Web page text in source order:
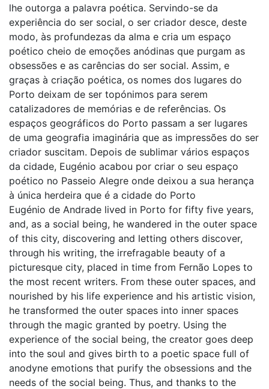
lhe outorga a palavra poética. Servindo-se da
experiência do ser social, o ser criador desce, deste
modo, às profundezas da alma e cria um espaço
poético cheio de emoções anódinas que purgam as
obsessões e as carências do ser social. Assim, e
graças à criação poética, os nomes dos lugares do
Porto deixam de ser topónimos para serem
catalizadores de memórias e de referências. Os
espaços geográficos do Porto passam a ser lugares
de uma geografia imaginária que as impressões do ser
criador suscitam. Depois de sublimar vários espaços
da cidade, Eugénio acabou por criar o seu espaço
poético no Passeio Alegre onde deixou a sua herança
à única herdeira que é a cidade do Porto
Eugénio de Andrade lived in Porto for fifty five years,
and, as a social being, he wandered in the outer space
of this city, discovering and letting others discover,
through his writing, the irrefragable beauty of a
picturesque city, placed in time from Fernão Lopes to
the most recent writers. From these outer spaces, and
nourished by his life experience and his artistic vision,
he transformed the outer spaces into inner spaces
through the magic granted by poetry. Using the
experience of the social being, the creator goes deep
into the soul and gives birth to a poetic space full of
anodyne emotions that purify the obsessions and the
needs of the social being. Thus, and thanks to the